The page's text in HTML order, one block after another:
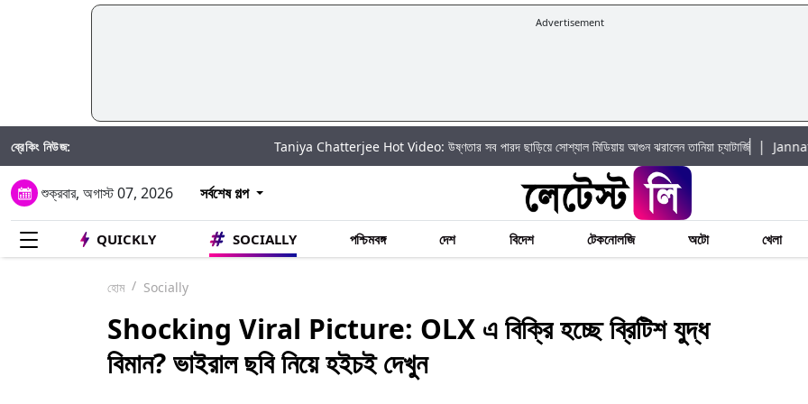
Advertisement
ব্রেকিং নিউজ: Taniya Chatterjee Hot Video: উষ্ণতার সব পারদ ছাড়িয়ে সোশ্যাল মিডিয়ায় আগুন ঝরালেন তানিয়া চ্যাটার্জি|Jannat Toha Hot
শুক্রবার, অগাস্ট 07, 2026 সর্বশেষ গল্প
QUICKLY SOCIALLY পশ্চিমবঙ্গ দেশ বিদেশ টেকনোলজি অটো খেলা
হোম Socially
Shocking Viral Picture: OLX এ বিক্রি হচ্ছে ব্রিটিশ যুদ্ধ
বিমান? ভাইরাল ছবি নিয়ে হইচই দেখুন